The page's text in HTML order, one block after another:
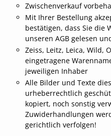
Zwischenverkauf
Mit Ihrer Bestellung
bestätigen, dass Sie die
unseren AGB gelesen
Zeiss, Leitz, Leica, Wild,
eingetragene
jeweiligen Inhaber
Alle Bilder und Texte
urheberrechtlich
kopiert, noch sonstig
Zuwiderhandlungen
gerichtlich verfolgen!